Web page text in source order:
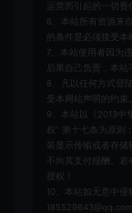
运营而引起的一切责
6、本站所有资源来
的条件是必须接受本
7、本站使用者因为
后果自己负责，本
8、凡以任何方式登
受本网站声明的约束。
9、本站以《2013中
权” 第十七条为原则
装显示传输或者存
不向其支付报酬。若
授权！
10、本站如无意中